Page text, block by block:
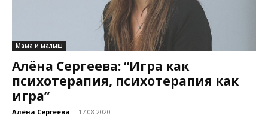
Мама и малыш
Алёна Сергеева: “Игра как
психотерапия, психотерапия как
игра”
Алёна Сергеева - 17.08.2020